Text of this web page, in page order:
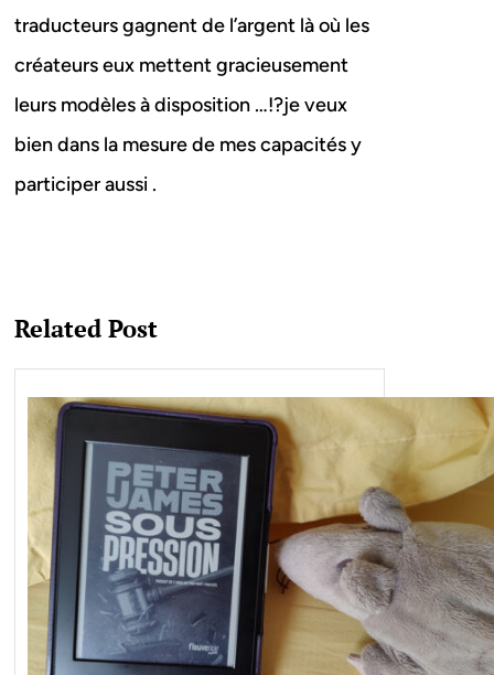
traducteurs gagnent de l’argent là où les
créateurs eux mettent gracieusement
leurs modèles à disposition …!?je veux
bien dans la mesure de mes capacités y
participer aussi .
Related Post